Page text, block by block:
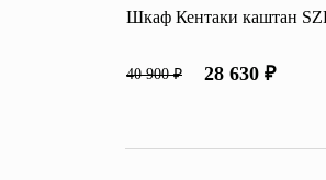
Шкаф Кентаки каштан
40 900 ₽ 28 630 ₽